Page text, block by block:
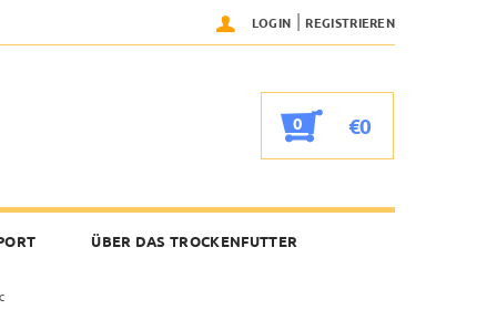
LOGIN | REGISTRIEREN
0 €0
ÜBER DAS TROCKENFUTTER